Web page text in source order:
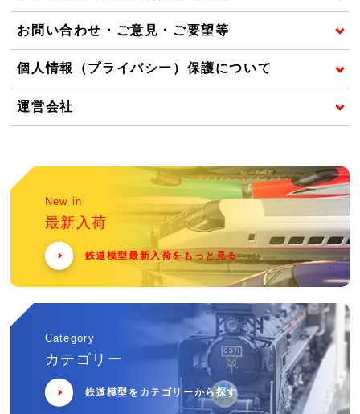
お問い合わせ・ご意見・ご要望等
個人情報（プライバシー）保護について
運営会社
New in
最新入荷
鉄道模型最新入荷をもっと見る
Category
カテゴリー
鉄道模型をカテゴリーから探す